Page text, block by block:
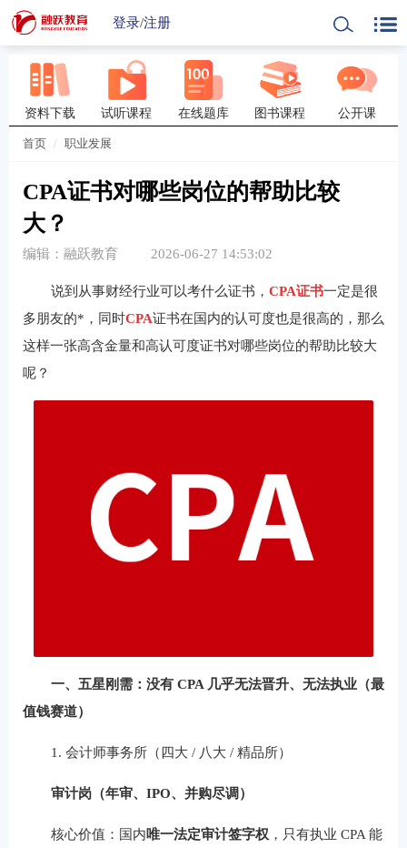
登录/注册
资料下载 试听课程 在线题库 图书课程 公开课
首页 职业发展
CPA证书对哪些岗位的帮助比较
大？
编辑：融跃教育 2026-06-27 14:53:02
说到从事财经行业可以考什么证书， CPA证书一定是很
多朋友的*，同时CPA证书在国内的认可度也是很高的，那么
这样一张高含金量和高认可度证书对哪些岗位的帮助比较大
呢？
一、五星刚需：没有 CPA 几乎无法晋升、无法执业（最
值钱赛道）
1. 会计师事务所（四大 / 八大 / 精品所）
审计岗（年审、IPO、并购尽调）
核心价值：国内唯一法定审计签字权 ，只有执业 CPA 能